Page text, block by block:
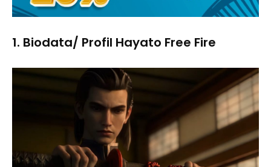
1. Biodata/ Profil Hayato Free Fire